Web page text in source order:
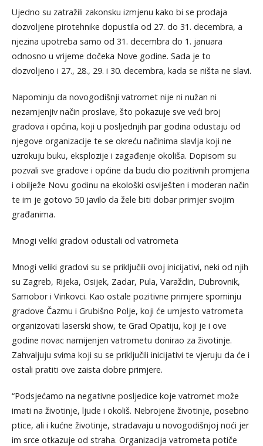
Ujedno su zatražili zakonsku izmjenu kako bi se prodaja
dozvoljene pirotehnike dopustila od 27. do 31. decembra, a
njezina upotreba samo od 31. decembra do 1. januara
odnosno u vrijeme dočeka Nove godine. Sada je to
dozvoljeno i 27., 28., 29. i 30. decembra, kada se ništa ne slavi.
Napominju da novogodišnji vatromet nije ni nužan ni
nezamjenjiv način proslave, što pokazuje sve veći broj
gradova i općina, koji u posljednjih par godina odustaju od
njegove organizacije te se okreću načinima slavlja koji ne
uzrokuju buku, eksplozije i zagađenje okoliša. Dopisom su
pozvali sve gradove i općine da budu dio pozitivnih promjena
i obilježe Novu godinu na ekološki osviješten i moderan način
te im je gotovo 50 javilo da žele biti dobar primjer svojim
građanima.
Mnogi veliki gradovi odustali od vatrometa
Mnogi veliki gradovi su se priključili ovoj inicijativi, neki od njih
su Zagreb, Rijeka, Osijek, Zadar, Pula, Varaždin, Dubrovnik,
Samobor i Vinkovci. Kao ostale pozitivne primjere spominju
gradove Čazmu i Grubišno Polje, koji će umjesto vatrometa
organizovati laserski show, te Grad Opatiju, koji je i ove
godine novac namijenjen vatrometu donirao za životinje.
Zahvaljuju svima koji su se priključili inicijativi te vjeruju da će i
ostali pratiti ove zaista dobre primjere.
“Podsjećamo na negativne posljedice koje vatromet može
imati na životinje, ljude i okoliš. Nebrojene životinje, posebno
ptice, ali i kućne životinje, stradavaju u novogodišnjoj noći jer
im srce otkazuje od straha. Organizacija vatrometa potiče